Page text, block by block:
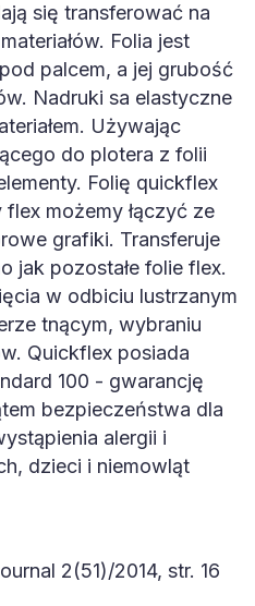
się transferować na
Folia jest
palcem, a jej grubość
Nadruki sa elastyczne
Używając
do plotera z folii
Folię quickflex
możemy łączyć ze
grafiki. Transferuje
jak pozostałe folie flex.
w odbiciu lustrzanym
tnącym, wybraniu
Quickflex posiada
100 - gwarancję
bezpieczeństwa dla
alergii i
dzieci i niemowląt
2(51)/2014, str. 16